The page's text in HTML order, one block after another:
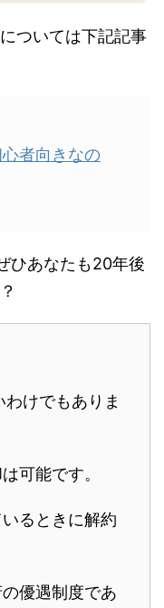
ついては下記記事
者向きなの
ひあなたも20年後
けでもありま
可能です。
るときに解約
優遇制度であ